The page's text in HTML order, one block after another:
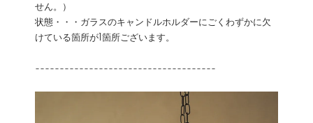
せん。）
状態・・・ガラスのキャンドルホルダーにごくわずかに欠
けている箇所が1箇所ございます。
-------------------------------------